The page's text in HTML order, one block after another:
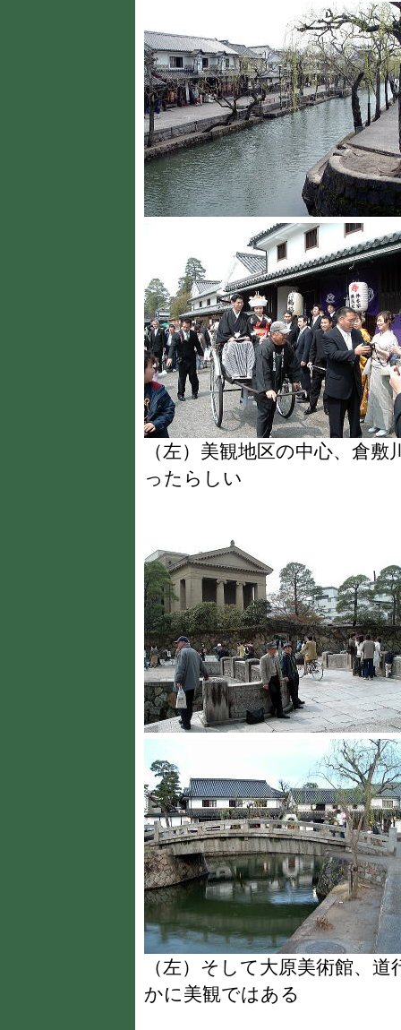
（左）美観地区の中心、
ったらしい
（左）そして大原美術館
かに美観ではある